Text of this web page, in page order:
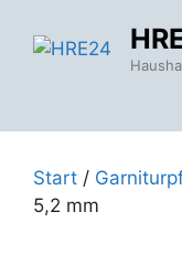
Inhalt
Start /
5,2 mm